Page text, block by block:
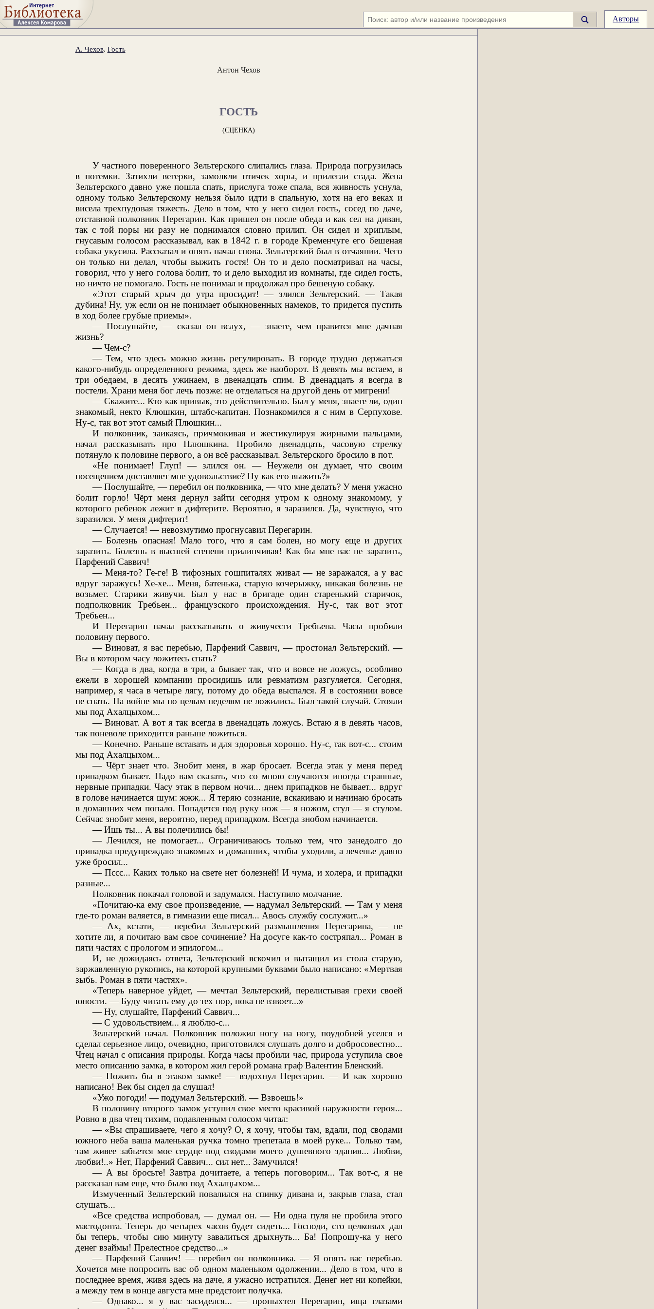
Авторы
А. Чехов. Гость
Антон Чехов
ГОСТЬ
(СЦЕНКА)
У частного поверенного Зельтерского слипались глаза. Природа погрузилась
в потемки. Затихли ветерки, замолкли птичек хоры, и прилегли стада. Жена
Зельтерского давно уже пошла спать, прислуга тоже спала, вся живность уснула,
одному только Зельтерскому нельзя было идти в спальную, хотя на его веках и
висела трехпудовая тяжесть. Дело в том, что у него сидел гость, сосед по даче,
отставной полковник Перегарин. Как пришел он после обеда и как сел на диван,
так с той поры ни разу не поднимался словно прилип. Он сидел и хриплым,
гнусавым голосом рассказывал, как в 1842 г. в городе Кременчуге его бешеная
собака укусила. Рассказал и опять начал снова. Зельтерский был в отчаянии. Чего
он только ни делал, чтобы выжить гостя! Он то и дело посматривал на часы,
говорил, что у него голова болит, то и дело выходил из комнаты, где сидел гость,
но ничто не помогало. Гость не понимал и продолжал про бешеную собаку.
«Этот старый хрыч до утра просидит! — злился Зельтерский. — Такая
дубина! Ну, уж если он не понимает обыкновенных намеков, то придется пустить
в ход более грубые приемы».
— Послушайте, — сказал он вслух, — знаете, чем нравится мне дачная
жизнь?
— Чем-с?
— Тем, что здесь можно жизнь регулировать. В городе трудно держаться
какого-нибудь определенного режима, здесь же наоборот. В девять мы встаем, в
три обедаем, в десять ужинаем, в двенадцать спим. В двенадцать я всегда в
постели. Храни меня бог лечь позже: не отделаться на другой день от мигрени!
— Скажите... Кто как привык, это действительно. Был у меня, знаете ли, один
знакомый, некто Клюшкин, штабс-капитан. Познакомился я с ним в Серпухове.
Ну-с, так вот этот самый Плюшкин...
И полковник, заикаясь, причмокивая и жестикулируя жирными пальцами,
начал рассказывать про Плюшкина. Пробило двенадцать, часовую стрелку
потянуло к половине первого, а он всё рассказывал. Зельтерского бросило в пот.
«Не понимает! Глуп! — злился он. — Неужели он думает, что своим
посещением доставляет мне удовольствие? Ну как его выжить?»
— Послушайте, — перебил он полковника, — что мне делать? У меня ужасно
болит горло! Чёрт меня дернул зайти сегодня утром к одному знакомому, у
которого ребенок лежит в дифтерите. Вероятно, я заразился. Да, чувствую, что
заразился. У меня дифтерит!
— Случается! — невозмутимо прогнусавил Перегарин.
— Болезнь опасная! Мало того, что я сам болен, но могу еще и других
заразить. Болезнь в высшей степени прилипчивая! Как бы мне вас не заразить,
Парфений Саввич!
— Меня-то? Ге-ге! В тифозных гошпиталях живал — не заражался, а у вас
вдруг заражусь! Хе-хе... Меня, батенька, старую кочерыжку, никакая болезнь не
возьмет. Старики живучи. Был у нас в бригаде один старенький старичок,
подполковник Требьен... французского происхождения. Ну-с, так вот этот
Требьен...
И Перегарин начал рассказывать о живучести Требьена. Часы пробили
половину первого.
— Виноват, я вас перебью, Парфений Саввич, — простонал Зельтерский. —
Вы в котором часу ложитесь спать?
— Когда в два, когда в три, а бывает так, что и вовсе не ложусь, особливо
ежели в хорошей компании просидишь или ревматизм разгуляется. Сегодня,
например, я часа в четыре лягу, потому до обеда выспался. Я в состоянии вовсе
не спать. На войне мы по целым неделям не ложились. Был такой случай. Стояли
мы под Ахалцыхом...
— Виноват. А вот я так всегда в двенадцать ложусь. Встаю я в девять часов,
так поневоле приходится раньше ложиться.
— Конечно. Раньше вставать и для здоровья хорошо. Ну-с, так вот-с... стоим
мы под Ахалцыхом...
— Чёрт знает что. Знобит меня, в жар бросает. Всегда этак у меня перед
припадком бывает. Надо вам сказать, что со мною случаются иногда странные,
нервные припадки. Часу этак в первом ночи... днем припадков не бывает... вдруг
в голове начинается шум: жжж... Я теряю сознание, вскакиваю и начинаю бросать
в домашних чем попало. Попадется под руку нож — я ножом, стул — я стулом.
Сейчас знобит меня, вероятно, перед припадком. Всегда знобом начинается.
— Ишь ты... А вы полечились бы!
— Лечился, не помогает... Ограничиваюсь только тем, что занедолго до
припадка предупреждаю знакомых и домашних, чтобы уходили, а леченье давно
уже бросил...
— Пссс... Каких только на свете нет болезней! И чума, и холера, и припадки
разные...
Полковник покачал головой и задумался. Наступило молчание.
«Почитаю-ка ему свое произведение, — надумал Зельтерский. — Там у меня
где-то роман валяется, в гимназии еще писал... Авось службу сослужит...»
— Ах, кстати, — перебил Зельтерский размышления Перегарина, — не
хотите ли, я почитаю вам свое сочинение? На досуге как-то состряпал... Роман в
пяти частях с прологом и эпилогом...
И, не дожидаясь ответа, Зельтерский вскочил и вытащил из стола старую,
заржавленную рукопись, на которой крупными буквами было написано: «Мертвая
зыбь. Роман в пяти частях».
«Теперь наверное уйдет, — мечтал Зельтерский, перелистывая грехи своей
юности. — Буду читать ему до тех пор, пока не взвоет...»
— Ну, слушайте, Парфений Саввич...
— С удовольствием... я люблю-с...
Зельтерский начал. Полковник положил ногу на ногу, поудобней уселся и
сделал серьезное лицо, очевидно, приготовился слушать долго и добросовестно...
Чтец начал с описания природы. Когда часы пробили час, природа уступила свое
место описанию замка, в котором жил герой романа граф Валентин Бленский.
— Пожить бы в этаком замке! — вздохнул Перегарин. — И как хорошо
написано! Век бы сидел да слушал!
«Ужо погоди! — подумал Зельтерский. — Взвоешь!»
В половину второго замок уступил свое место красивой наружности героя...
Ровно в два чтец тихим, подавленным голосом читал:
— «Вы спрашиваете, чего я хочу? О, я хочу, чтобы там, вдали, под сводами
южного неба ваша маленькая ручка томно трепетала в моей руке... Только там,
там живее забьется мое сердце под сводами моего душевного здания... Любви,
любви!..» Нет, Парфений Саввич... сил нет... Замучился!
— А вы бросьте! Завтра дочитаете, а теперь поговорим... Так вот-с, я не
рассказал вам еще, что было под Ахалцыхом...
Измученный Зельтерский повалился на спинку дивана и, закрыв глаза, стал
слушать...
«Все средства испробовал, — думал он. — Ни одна пуля не пробила этого
мастодонта. Теперь до четырех часов будет сидеть... Господи, сто целковых дал
бы теперь, чтобы сию минуту завалиться дрыхнуть... Ба! Попрошу-ка у него
денег взаймы! Прелестное средство...»
— Парфений Саввич! — перебил он полковника. — Я опять вас перебью.
Хочется мне попросить вас об одном маленьком одолжении... Дело в том, что в
последнее время, живя здесь на даче, я ужасно истратился. Денег нет ни копейки,
а между тем в конце августа мне предстоит получка.
— Однако... я у вас засиделся... — пропыхтел Перегарин, ища глазами